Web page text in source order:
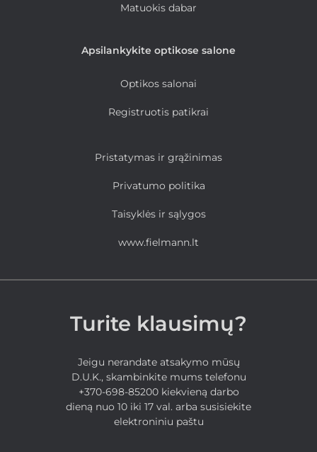
Matuokis dabar
Apsilankykite optikose salone
Optikos salonai
Registruotis patikrai
Pristatymas ir grąžinimas
Privatumo politika
Taisyklės ir sąlygos
www.fielmann.lt
Turite klausimų?
Jeigu nerandate atsakymo mūsų
D.U.K., skambinkite mums telefonu
+370-698-85200 kiekvieną darbo
dieną nuo 10 iki 17 val. arba susisiekite
elektroniniu paštu